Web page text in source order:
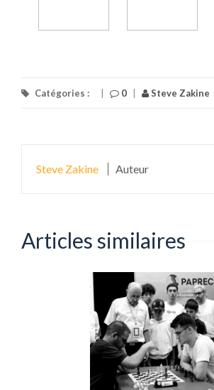
Catégories : 0 Steve Zakine
Steve Zakine Auteur
Articles similaires